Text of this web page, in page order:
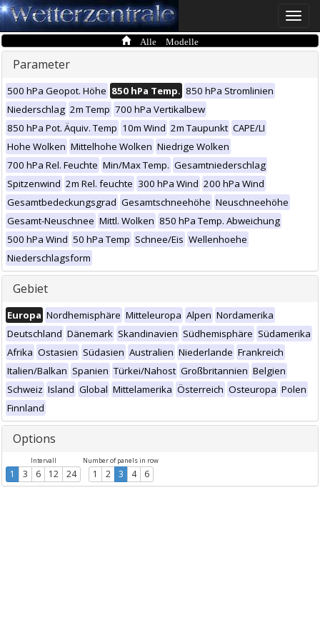
Toggle
Alle Modelle
Parameter
500 hPa Geopot. Höhe 850 hPa Temp. 850 hPa Stromlinien
Niederschlag 2m Temp 700 hPa Vertikalbew
850 hPa Pot. Äquiv. Temp 10m Wind 2m Taupunkt CAPE/LI
Hohe Wolken Mittelhohe Wolken Niedrige Wolken
700 hPa Rel. Feuchte Min/Max Temp. Gesamtniederschlag
Spitzenwind 2m Rel. feuchte 300 hPa Wind 200 hPa Wind
Gesamtbedeckungsgrad Gesamtschneehöhe Neuschneehöhe
Gesamt-Neuschnee Mittl. Wolken 850 hPa Temp. Abweichung
500 hPa Wind 50 hPa Temp Schnee/Eis Wellenhoehe
Niederschlagsform
Gebiet
Europa Nordhemisphäre Mitteleuropa Alpen Nordamerika
Deutschland Dänemark Skandinavien Südhemisphäre Südamerika
Afrika Ostasien Südasien Australien Niederlande Frankreich
Italien/Balkan Spanien Türkei/Nahost Großbritannien Belgien
Schweiz Island Global Mittelamerika Österreich Osteuropa Polen
Finnland
Options
Intervall
1 3 6 12 24
Number of panels in row
1 2 3 4 6